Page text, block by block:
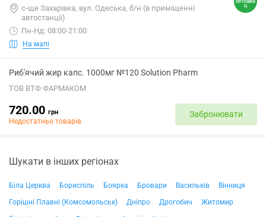
с-ще Захарівка, вул. Одеська, б/н (в приміщенні
автостанції)
Пн-Нд: 08:00-21:00
На мапі
Риб'ячий жир капс. 1000мг №120 Solution Pharm
ТОВ ВТФ ФАРМАКОМ
720.00 грн
Недостатньо товарів
Забронювати
Шукати в інших регіонах
Біла Церква Бориспіль Боярка Бровари Васильків
Вінниця
Горішні Плавні (Комсомольськ)
Дніпро Дрогобич
Житомир